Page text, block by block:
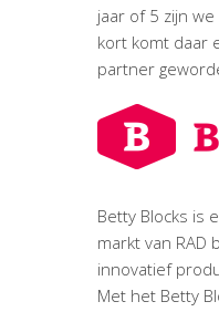
jaar of 5 zijn
kort komt daar
partner
Betty Blocks is
markt van
innovatief
Met het Betty